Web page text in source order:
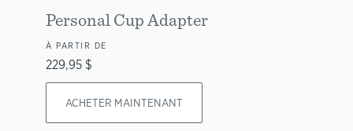
Personal Cup Adapter
À PARTIR DE
229,95 $
ACHETER MAINTENANT